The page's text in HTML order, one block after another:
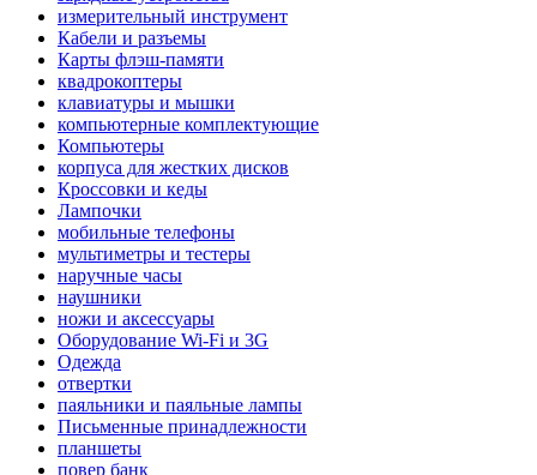
измерительный инструмент
Кабели и разъемы
Карты флэш-памяти
квадрокоптеры
клавиатуры и мышки
компьютерные комплектующие
Компьютеры
корпуса для жестких дисков
Кроссовки и кеды
Лампочки
мобильные телефоны
мультиметры и тестеры
наручные часы
наушники
ножи и аксессуары
Оборудование Wi-Fi и 3G
Одежда
отвертки
паяльники и паяльные лампы
Письменные принадлежности
планшеты
повер банк